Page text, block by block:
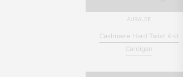
AURALEE
Cashmere Hard Twist Knit
Cardigan